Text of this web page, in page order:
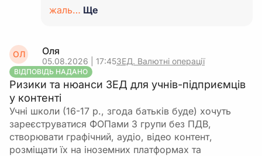
жаль… Ще
ОЛ Оля
05.08.2026 | 17:45ЗЕД. Валютні операції
ВІДПОВІДЬ НАДАНО
Ризики та нюанси ЗЕД для учнів-підприємців
у контенті
Учні школи (16-17 р., згода батьків буде) хочуть
зареєструватися ФОПами 3 групи без ПДВ,
створювати графічний, аудіо, відео контент,
розміщати їх на іноземних платформах та